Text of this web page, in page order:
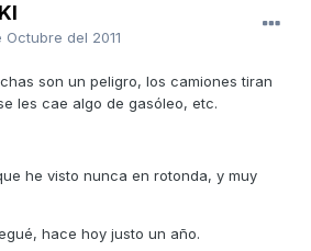
Octubre del 2011
son un peligro, los camiones tiran
les cae algo de gasóleo, etc.
he visto nunca en rotonda, y muy
hace hoy justo un año.